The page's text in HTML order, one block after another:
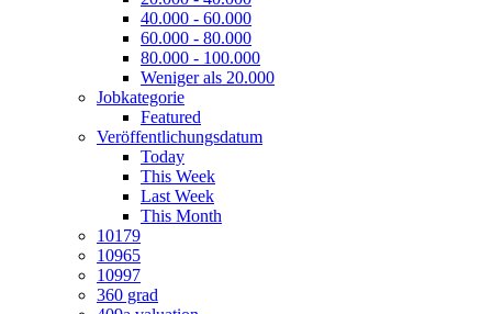
40.000 - 60.000
60.000 - 80.000
80.000 - 100.000
Weniger als 20.000
Jobkategorie
Featured
Veröffentlichungsdatum
Today
This Week
Last Week
This Month
10179
10965
10997
360 grad